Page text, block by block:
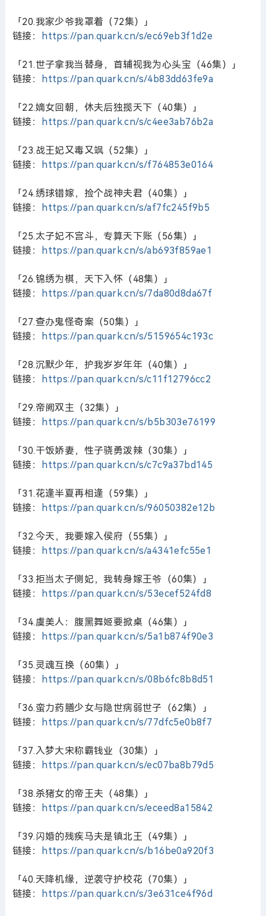
「20.我家少爷我罩着（72集）」
链接：
https://pan.quark.cn/s/ec69eb3f1d2e
「21.世子拿我当替身，首辅视我为心头宝（46集）」
链接：
https://pan.quark.cn/s/4b83dd63fe9a
「22.嫡女回朝，休夫后独揽天下（40集）」
链接：
https://pan.quark.cn/s/c4ee3ab76b2a
「23.战王妃又毒又飒（52集）」
链接：
https://pan.quark.cn/s/f764853e0164
「24.绣球错嫁，捡个战神夫君（40集）」
链接：
https://pan.quark.cn/s/af7fc245f9b5
「25.太子妃不宫斗，专算天下账（56集）」
链接：
https://pan.quark.cn/s/ab693f859ae1
「26.锦绣为棋，天下入怀（48集）」
链接：
https://pan.quark.cn/s/7da80d8da67f
「27.查办鬼怪奇案（50集）」
链接：
https://pan.quark.cn/s/5159654c193c
「28.沉默少年，护我岁岁年年（40集）」
链接：
https://pan.quark.cn/s/c11f12796cc2
「29.帝阙双主（32集）」
链接：
https://pan.quark.cn/s/b5b303e76199
「30.干饭娇妻，性子骁勇泼辣（30集）」
链接：
https://pan.quark.cn/s/c7c9a37bd145
「31.花逢半夏再相逢（59集）」
链接：
https://pan.quark.cn/s/96050382e12b
「32.今天，我要嫁入侯府（55集）」
链接：
https://pan.quark.cn/s/a4341efc55e1
「33.拒当太子侧妃，我转身嫁王爷（60集）」
链接：
https://pan.quark.cn/s/53ecef524fd8
「34.虞美人：腹黑舞姬要掀桌（46集）」
链接：
https://pan.quark.cn/s/5a1b874f90e3
「35.灵魂互换（60集）」
链接：
https://pan.quark.cn/s/08b6fc8b8d51
「36.蛮力药膳少女与隐世病弱世子（62集）」
链接：
https://pan.quark.cn/s/77dfc5e0b8f7
「37.入梦大宋称霸钱业（30集）」
链接：
https://pan.quark.cn/s/ec07ba8b79d5
「38.杀猪女的帝王夫（48集）」
链接：
https://pan.quark.cn/s/eceed8a15842
「39.闪婚的残疾马夫是镇北王（49集）」
链接：
https://pan.quark.cn/s/b16be0a920f3
「40.天降机缘，逆袭守护校花（70集）」
链接：
https://pan.quark.cn/s/3e631ce4f96d